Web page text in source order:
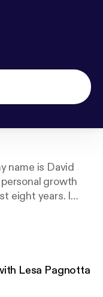
name is David
growth
eight years. I
through
with a group
their dash.
what exactly
Our
Lesa Pagnotta